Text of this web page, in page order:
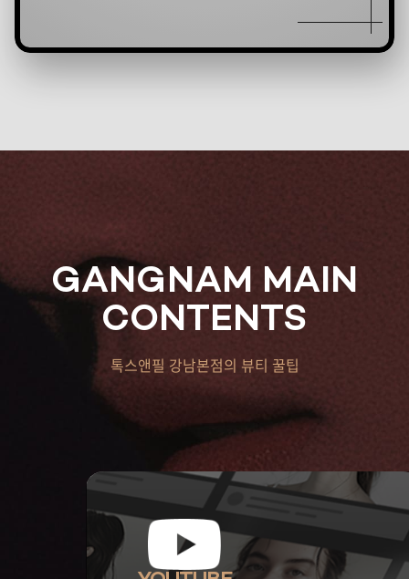
GANGNAM MAIN
CONTENTS
톡스앤필 강남본점의 뷰티 꿀팁